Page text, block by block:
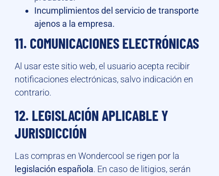
Incumplimientos del servicio de transporte
ajenos a la empresa.
11. COMUNICACIONES ELECTRÓNICAS
Al usar este sitio web, el usuario acepta recibir
notificaciones electrónicas, salvo indicación en
contrario.
12. LEGISLACIÓN APLICABLE Y
JURISDICCIÓN
Las compras en Wondercool se rigen por la
legislación española. En caso de litigios, serán